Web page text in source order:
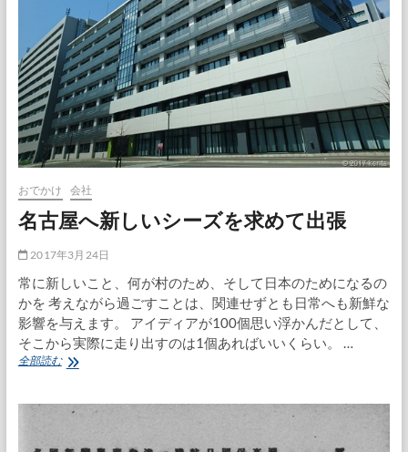
上
黒
川
花
祭
り
打
合
せ
おでかけ 会社
名古屋へ新しいシーズを求めて出張
2017年3月24日
常に新しいこと、何が村のため、そして日本のためになるの
かを 考えながら過ごすことは、関連せずとも日常へも新鮮な
影響を与えます。 アイディアが100個思い浮かんだとして、
そこから実際に走り出すのは1個あればいいくらい。 …
全部読む名